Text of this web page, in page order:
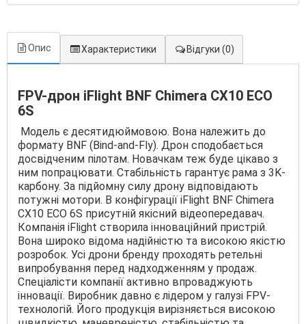
Опис Характеристики Відгуки (0)
FPV-дрон iFlight BNF Chimera CX10 ECO
6S
Модель є десятидюймовою. Вона належить до
формату BNF (Bind-and-Fly). Дрон сподобається
досвідченим пілотам. Новачкам теж буде цікаво з
ним попрацювати. Стабільність гарантує рама з 3K-
карбону. За підйомну силу дрону відповідають
потужні мотори. В конфігурації iFlight BNF Chimera
CX10 ECO 6S присутній якісний відеопередавач.
Компанія iFlight створила інноваційний пристрій.
Вона широко відома надійністю та високою якістю
розробок. Усі дрони бренду проходять ретельні
випробування перед надходженням у продаж.
Спеціалісти компанії активно впроваджують
інновації. Виробник давно є лідером у галузі FPV-
технологій. Його продукція вирізняється високою